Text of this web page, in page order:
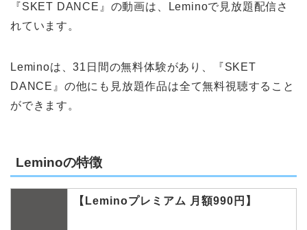
『SKET DANCE』の動画は、Leminoで見放題配信さ
れています。
Leminoは、31日間の無料体験があり、『SKET
DANCE』の他にも見放題作品は全て無料視聴すること
ができます。
Leminoの特徴
【Leminoプレミアム 月額990円】